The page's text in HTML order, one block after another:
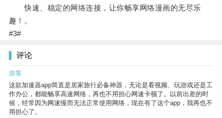
快速、稳定的网络连接，让你畅享网络漫画的无尽乐
趣！。
#3#
评论
游客
这款加速器app简直是居家旅行必备神器，无论是看视频、玩游戏还是工
作办公，都能畅享高速网络，再也不用担心网速卡顿了。以前出差的时
候，经常因为网速慢而无法正常使用网络，现在有了这个app，我再也不
用担心了。